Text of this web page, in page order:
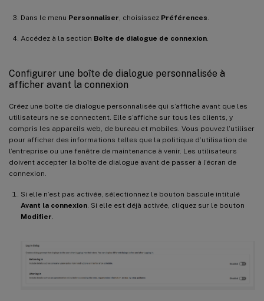
Dans le menu Personnaliser , choisissez Préférences
Accédez à la section Boîte de dialogue de connexion
Configurer une boîte de dialogue personnalisée à
afficher avant la connexion
Créez une boîte de dialogue personnalisée qui s’affiche avant que les
utilisateurs ne se connectent. Elle s’affiche sur tous les clients, y
compris les appareils web, de bureau et mobiles. Vous pouvez l’utiliser
pour afficher des informations telles que la politique d’utilisation de
l’entreprise ou une fenêtre de maintenance à venir. Les utilisateurs
doivent accepter la boîte de dialogue avant de passer à l’écran de
connexion.
Si elle n’est pas activée, sélectionnez le bouton bascule intitulé
Avant la connexion . Si elle est déjà activée, cliquez sur le bouton
Modifier